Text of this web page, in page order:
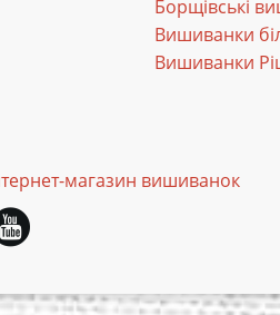
Борщівські
Вишиванки
Вишиванки
магазин вишиванок